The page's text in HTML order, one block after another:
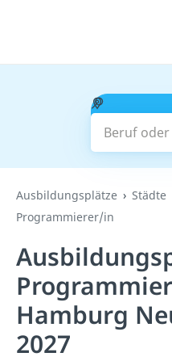
Beruf oder
Ausbildungsplätze Städte
Programmierer/in
Hamburg
2027